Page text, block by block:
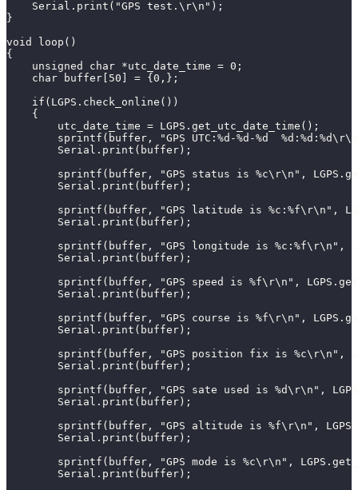
    Serial.print("GPS test.\r\n");
}
void loop()
{
    unsigned char *utc_date_time = 0;
    char buffer[50] = {0,};
    if(LGPS.check_online())
    {
        utc_date_time = LGPS.get_utc_date_time();
sprintf(buffer, "GPS UTC:%d-%d-%d
        Serial.print(buffer);
sprintf(buffer, "GPS status is %c\r\n",
        Serial.print(buffer);
sprintf(buffer, "GPS latitude is %c:%f\r\n",
        Serial.print(buffer);
sprintf(buffer, "GPS longitude is %c:%f\r\n",
        Serial.print(buffer);
sprintf(buffer, "GPS speed is %f\r\n",
        Serial.print(buffer);
sprintf(buffer, "GPS course is %f\r\n",
        Serial.print(buffer);
sprintf(buffer, "GPS position fix is %c\r\n",
        Serial.print(buffer);
sprintf(buffer, "GPS sate used is %d\r\n",
        Serial.print(buffer);
sprintf(buffer, "GPS altitude is %f\r\n",
        Serial.print(buffer);
sprintf(buffer, "GPS mode is %c\r\n",
        Serial.print(buffer);